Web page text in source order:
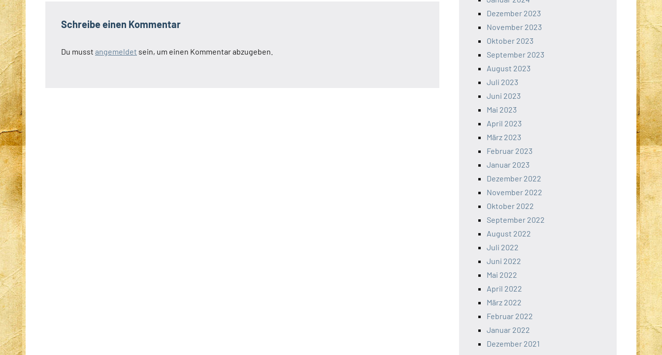
Schreibe einen Kommentar
Du musst angemeldet sein, um einen Kommentar abzugeben.
Dezember 2023
November 2023
Oktober 2023
September 2023
August 2023
Juli 2023
Juni 2023
Mai 2023
April 2023
März 2023
Februar 2023
Januar 2023
Dezember 2022
November 2022
Oktober 2022
September 2022
August 2022
Juli 2022
Juni 2022
Mai 2022
April 2022
März 2022
Februar 2022
Januar 2022
Dezember 2021